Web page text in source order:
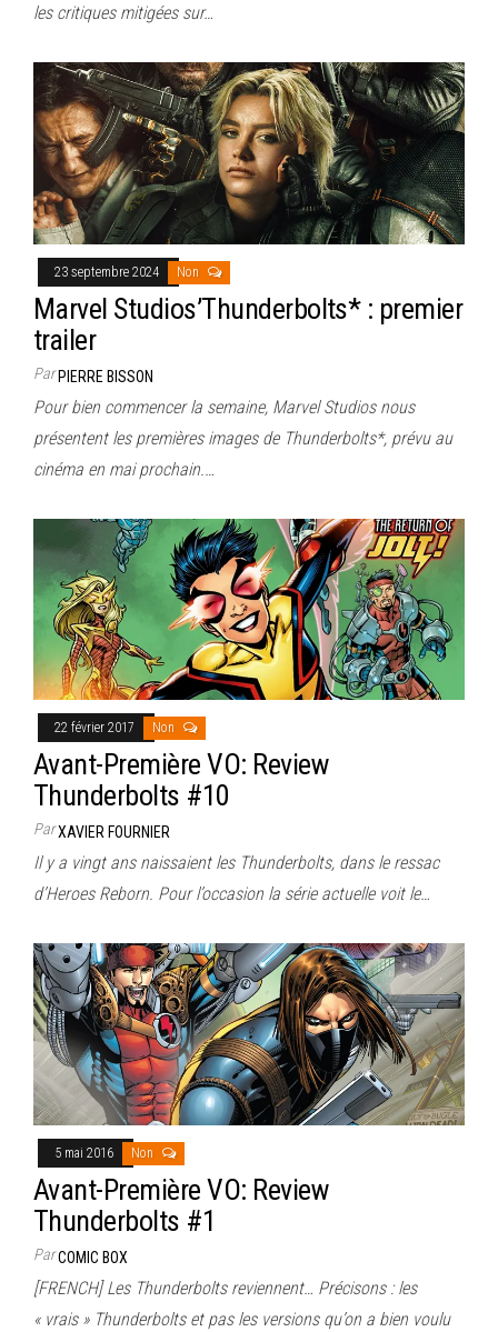
les critiques mitigées sur…
23 septembre 2024 Non
Marvel Studios’Thunderbolts* : premier
trailer
ParPIERRE BISSON
Pour bien commencer la semaine, Marvel Studios nous
présentent les premières images de Thunderbolts*, prévu au
cinéma en mai prochain.…
22 février 2017 Non
Avant-Première VO: Review
Thunderbolts #10
ParXAVIER FOURNIER
Il y a vingt ans naissaient les Thunderbolts, dans le ressac
d’Heroes Reborn. Pour l’occasion la série actuelle voit le…
5 mai 2016 Non
Avant-Première VO: Review
Thunderbolts #1
ParCOMIC BOX
[FRENCH] Les Thunderbolts reviennent… Précisons : les
« vrais » Thunderbolts et pas les versions qu’on a bien voulu